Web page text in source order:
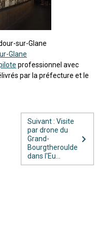
sur-Glane
Glane
professionnel avec
par la préfecture et le
Suivant : Visite
par drone du
Grand-
Bourgtheroulde
dans l'Eu...